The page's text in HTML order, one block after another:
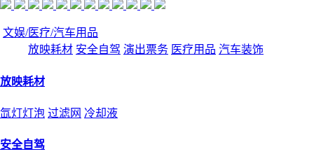
文娱/医疗/汽车用品
放映耗材 安全自驾 演出票务 医疗用品 汽车装饰
放映耗材
氙灯灯泡 过滤网 冷却液
安全自驾